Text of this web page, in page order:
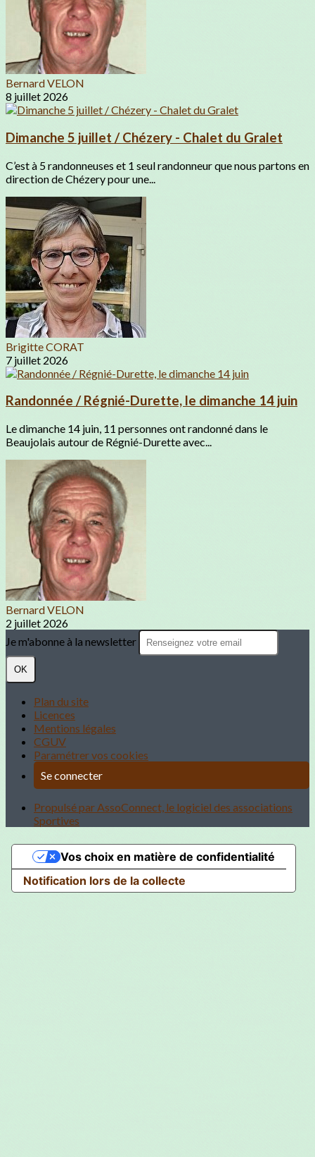
Bernard VELON
8 juillet 2026
Dimanche 5 juillet / Chézery - Chalet du Gralet
C’est à 5 randonneuses et 1 seul randonneur que nous partons en
direction de Chézery pour une...
Brigitte CORAT
7 juillet 2026
Randonnée / Régnié-Durette, le dimanche 14 juin
Le dimanche 14 juin, 11 personnes ont randonné dans le
Beaujolais autour de Régnié-Durette avec...
Bernard VELON
2 juillet 2026
Je m'abonne à la newsletter
OK
Plan du site
Licences
Mentions légales
CGUV
Paramétrer vos cookies
Se connecter
Propulsé par AssoConnect, le logiciel des associations
Sportives
Notification lors de la collecte
Vos choix en matière de confidentialité